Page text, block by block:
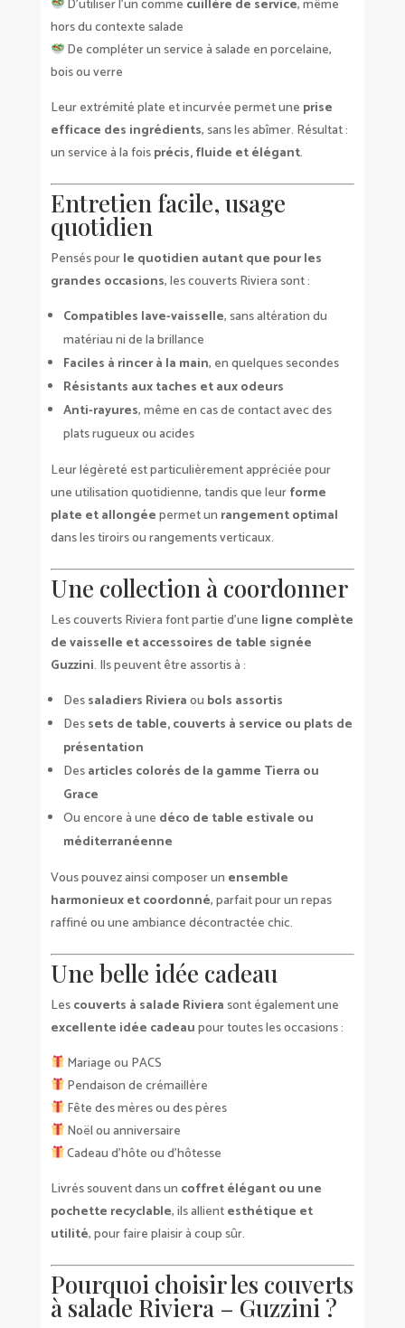
D’utiliser l’un comme cuillère de service, même
hors du contexte salade
De compléter un service à salade en porcelaine,
bois ou verre
Leur extrémité plate et incurvée permet une prise
efficace des ingrédients, sans les abîmer. Résultat :
un service à la foisprécis, fluide et élégant.
Entretien facile, usage
quotidien
Pensés pourle quotidien autant que pour les
grandes occasions, les couverts Riviera sont :
Compatibles lave-vaisselle, sans altération du
matériau ni de la brillance
Faciles à rincer à la main, en quelques secondes
Résistants aux taches et aux odeurs
Anti-rayures, même en cas de contact avec des
plats rugueux ou acides
Leur légèreté est particulièrement appréciée pour
une utilisation quotidienne, tandis que leurforme
plate et allongéepermet un rangement optimal
dans les tiroirs ou rangements verticaux.
Une collection à coordonner
Les couverts Riviera font partie d’une ligne complète
de vaisselle et accessoires de table signée
Guzzini. Ils peuvent être assortis à :
Dessaladiers Rivieraou bols assortis
Dessets de table, couverts à service ou plats de
présentation
Desarticles colorés de la gamme Tierra ou
Grace
Ou encore à une déco de table estivale ou
méditerranéenne
Vous pouvez ainsi composer un ensemble
harmonieux et coordonné, parfait pour un repas
raffiné ou une ambiance décontractée chic.
Une belle idée cadeau
Lescouverts à salade Rivierasont également une
excellente idée cadeaupour toutes les occasions :
Mariage ou PACS
Pendaison de crémaillère
Fête des mères ou des pères
Noël ou anniversaire
Cadeau d’hôte ou d’hôtesse
Livrés souvent dans un coffret élégant ou une
pochette recyclable, ils allientesthétique et
utilité, pour faire plaisir à coup sûr.
Pourquoi choisir les couverts
à salade Riviera – Guzzini ?